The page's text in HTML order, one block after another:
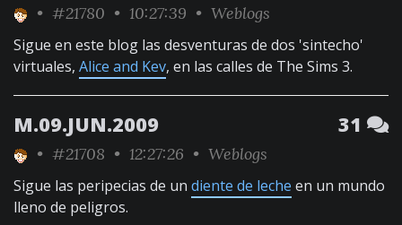
• #21780 • 10:27:39 • Weblogs
Sigue en este blog las desventuras de dos 'sintecho'
virtuales, Alice and Kev, en las calles de The Sims 3.
M.09.JUN.2009 31
• #21708 • 12:27:26 • Weblogs
Sigue las peripecias de un diente de leche en un mundo
lleno de peligros.